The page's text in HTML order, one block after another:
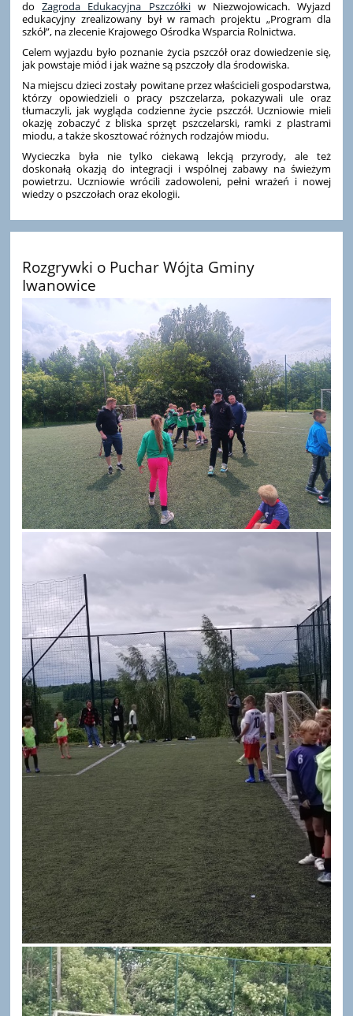
doZagroda Edukacyjna Pszczółkiw Niezwojowicach. Wyjazd
edukacyjny zrealizowany był w ramach projektu „Program dla
szkół”, na zlecenie Krajowego Ośrodka Wsparcia Rolnictwa.
Celem wyjazdu było poznanie życia pszczół oraz dowiedzenie się,
jak powstaje miód i jak ważne są pszczoły dla środowiska.
Na miejscu dzieci zostały powitane przez właścicieli gospodarstwa,
którzy opowiedzieli o pracy pszczelarza, pokazywali ule oraz
tłumaczyli, jak wygląda codzienne życie pszczół. Uczniowie mieli
okazję zobaczyć z bliska sprzęt pszczelarski, ramki z plastrami
miodu, a także skosztować różnych rodzajów miodu.
Wycieczka była nie tylko ciekawą lekcją przyrody, ale też
doskonałą okazją do integracji i wspólnej zabawy na świeżym
powietrzu. Uczniowie wrócili zadowoleni, pełni wrażeń i nowej
wiedzy o pszczołach oraz ekologii.
Rozgrywki o Puchar Wójta Gminy
Iwanowice